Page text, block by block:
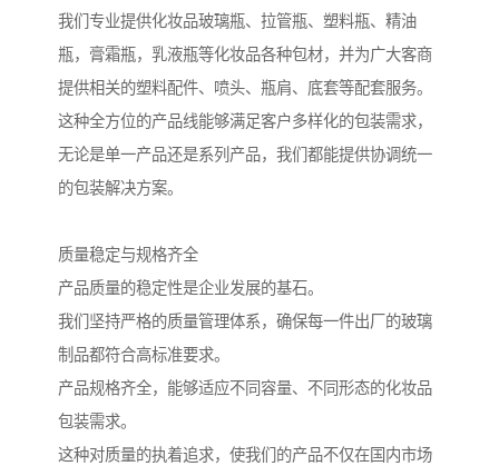
我们专业提供化妆品玻璃瓶、拉管瓶、塑料瓶、精油
瓶，膏霜瓶，乳液瓶等化妆品各种包材，并为广大客商
提供相关的塑料配件、喷头、瓶肩、底套等配套服务。
这种全方位的产品线能够满足客户多样化的包装需求，
无论是单一产品还是系列产品，我们都能提供协调统一
的包装解决方案。
质量稳定与规格齐全
产品质量的稳定性是企业发展的基石。
我们坚持严格的质量管理体系，确保每一件出厂的玻璃
制品都符合高标准要求。
产品规格齐全，能够适应不同容量、不同形态的化妆品
包装需求。
这种对质量的执着追求，使我们的产品不仅在国内市场